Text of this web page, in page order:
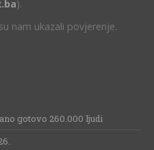
).
nam ukazali povjerenje.
gotovo 260.000 ljudi